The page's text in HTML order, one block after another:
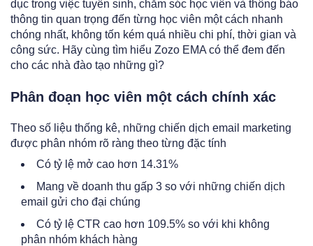
dục trong việc tuyển sinh, chăm sóc học viên và thông báo
thông tin quan trọng đến từng học viên một cách nhanh
chóng nhất, không tốn kém quá nhiều chi phí, thời gian và
công sức. Hãy cùng tìm hiểu Zozo EMA có thể đem đến
cho các nhà đào tạo những gì?
Phân đoạn học viên một cách chính xác
Theo số liệu thống kê, những chiến dịch email marketing
được phân nhóm rõ ràng theo từng đặc tính
Có tỷ lệ mở cao hơn 14.31%
Mang về doanh thu gấp 3 so với những chiến dịch
email gửi cho đại chúng
Có tỷ lệ CTR cao hơn 109.5% so với khi không
phân nhóm khách hàng